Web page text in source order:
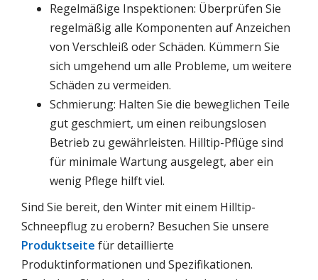
Regelmäßige Inspektionen: Überprüfen Sie
regelmäßig alle Komponenten auf Anzeichen
von Verschleiß oder Schäden. Kümmern Sie
sich umgehend um alle Probleme, um weitere
Schäden zu vermeiden.
Schmierung: Halten Sie die beweglichen Teile
gut geschmiert, um einen reibungslosen
Betrieb zu gewährleisten. Hilltip-Pflüge sind
für minimale Wartung ausgelegt, aber ein
wenig Pflege hilft viel.
Sind Sie bereit, den Winter mit einem Hilltip-
Schneepflug zu erobern? Besuchen Sie unsere
Produktseite für detaillierte
Produktinformationen und Spezifikationen.